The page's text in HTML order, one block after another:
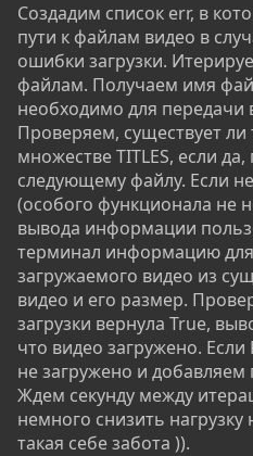
Создадим список err, в
пути к файлам видео в
ошибки загрузки.
файлам. Получаем имя
необходимо для передачи
Проверяем, существует
множестве TITLES, если
следующему файлу. Если
(особого функционала не
вывода информации
терминал информацию
загружаемого видео из
видео и его размер.
загрузки вернула True,
что видео загружено.
не загружено и добавляем
Ждем секунду между
немного снизить нагрузку
такая себе забота )).